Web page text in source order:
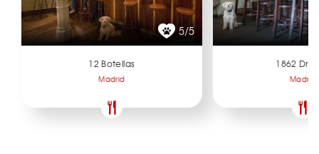
5/5
12 Botellas
Madrid
1862 Dry
Madrid